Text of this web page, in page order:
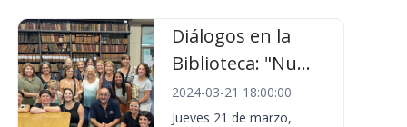
Diálogos en la
Biblioteca: "Nu...
2024-03-21 18:00:00
Jueves 21 de marzo,